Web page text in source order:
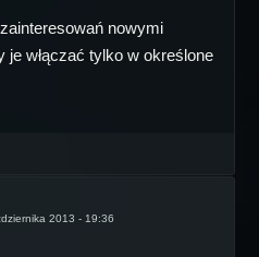
nowymi
włączać tylko w określone
2013 - 19:36